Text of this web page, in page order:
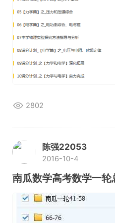
2802
陈强22053
2016-10-4
南瓜数学高考数学一轮